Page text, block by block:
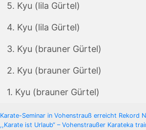
5. Kyu (lila Gürtel)
4. Kyu (lila Gürtel)
3. Kyu (brauner Gürtel)
2. Kyu (brauner Gürtel)
1. Kyu (brauner Gürtel)
Beitragsnavigation
Karate-Seminar in Vohenstrauß erreicht Rekord
,,Karate ist Urlaub“ – Vohenstraußer Karateka